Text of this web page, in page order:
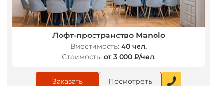
Лофт-пространство Manolo
Вместимость: 40 чел.
Стоимость: от 3 000 ₽/чел.
Заказать Посмотреть